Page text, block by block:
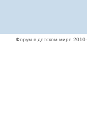
Форум в детском мире